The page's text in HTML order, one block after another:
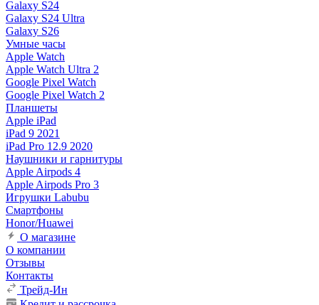
Galaxy S24
Galaxy S24 Ultra
Galaxy S26
Умные часы
Apple Watch
Apple Watch Ultra 2
Google Pixel Watch
Google Pixel Watch 2
Планшеты
Apple iPad
iPad 9 2021
iPad Pro 12.9 2020
Наушники и гарнитуры
Apple Airpods 4
Apple Airpods Pro 3
Игрушки Labubu
Смартфоны
Honor/Huawei
О магазине
О компании
Отзывы
Контакты
Трейд-Ин